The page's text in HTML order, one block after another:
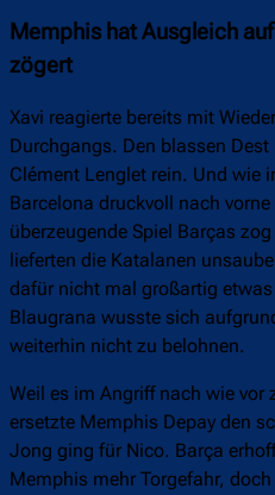
Memphis hat Ausgleich
zögert
Xavi reagierte bereits mit
Durchgangs. Den blassen
Clément Lenglet rein. Und wie
Barcelona druckvoll nach
überzeugende Spiel Barças
lieferten die Katalanen
dafür nicht mal großartig
Blaugrana wusste sich
weiterhin nicht zu belohnen.
Weil es im Angriff nach wie vor
ersetzte Memphis Depay den
Jong ging für Nico. Barça
Memphis mehr Torgefahr,